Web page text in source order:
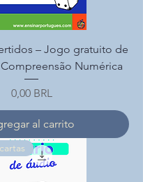
– Jogo gratuito de
Numérica
Precio
0,00 BRL
al carrito